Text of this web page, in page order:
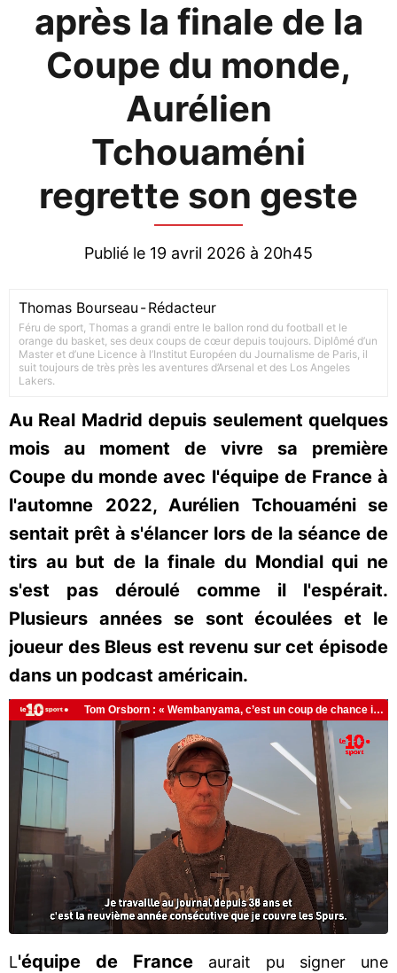
après la finale de la
Coupe du monde,
Aurélien
Tchouaméni
regrette son geste
Publié le 19 avril 2026 à 20h45
Thomas Bourseau -Rédacteur
Féru de sport, Thomas a grandi entre le ballon rond du football et le
orange du basket, ses deux coups de cœur depuis toujours. Diplômé d’un
Master et d’une Licence à l’Institut Européen du Journalisme de Paris, il
suit toujours de très près les aventures d’Arsenal et des Los Angeles
Lakers.
Au Real Madrid depuis seulement quelques
mois au moment de vivre sa première
Coupe du monde avec l'équipe de France à
l'automne 2022, Aurélien Tchouaméni se
sentait prêt à s'élancer lors de la séance de
tirs au but de la finale du Mondial qui ne
s'est pas déroulé comme il l'espérait.
Plusieurs années se sont écoulées et le
joueur des Bleus est revenu sur cet épisode
dans un podcast américain.
L'équipe de France aurait pu signer une